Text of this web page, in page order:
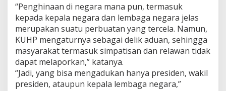
“Penghinaan di negara mana pun, termasuk
kepada kepala negara dan lembaga negara jelas
merupakan suatu perbuatan yang tercela. Namun,
KUHP mengaturnya sebagai delik aduan, sehingga
masyarakat termasuk simpatisan dan relawan tidak
dapat melaporkan,” katanya.
“Jadi, yang bisa mengadukan hanya presiden, wakil
presiden, ataupun kepala lembaga negara,”